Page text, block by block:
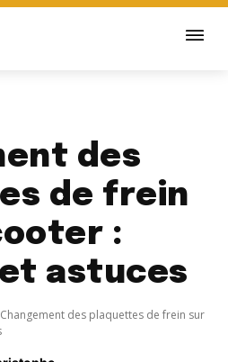
des
de frein
:
astuces
Changement des plaquettes de frein sur